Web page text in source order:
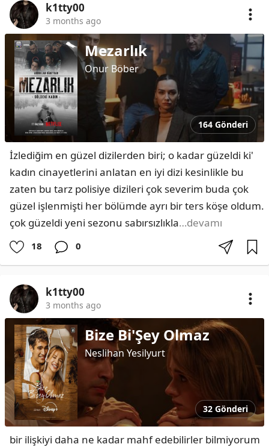
k1tty00
3 months ago
Mezarlık
Onur Böber
164 Gönderi
İzlediğim en güzel dizilerden biri; o kadar güzeldi ki'
kadın cinayetlerini anlatan en iyi dizi kesinlikle bu
zaten bu tarz polisiye dizileri çok severim buda çok
güzel işlenmişti her bölümde ayrı bir ters köşe oldum.
çok güzeldi yeni sezonu sabırsızlıkla…devamı
18 0
k1tty00
3 months ago
Bize Bi'Şey Olmaz
Neslihan Yesilyurt
32 Gönderi
bir ilişkiyi daha ne kadar mahf edebilirler bilmiyorum